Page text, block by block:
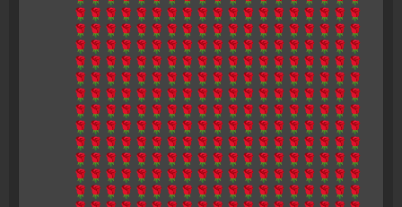
🌹🌹🌹🌹🌹🌹🌹🌹🌹🌹🌹🌹🌹🌹🌹🌹🌹🌹🌹
🌹🌹🌹🌹🌹🌹🌹🌹🌹🌹🌹🌹🌹🌹🌹🌹🌹🌹🌹
🌹🌹🌹🌹🌹🌹🌹🌹🌹🌹🌹🌹🌹🌹🌹🌹🌹🌹🌹
🌹🌹🌹🌹🌹🌹🌹🌹🌹🌹🌹🌹🌹🌹🌹🌹🌹🌹🌹
🌹🌹🌹🌹🌹🌹🌹🌹🌹🌹🌹🌹🌹🌹🌹🌹🌹🌹🌹
🌹🌹🌹🌹🌹🌹🌹🌹🌹🌹🌹🌹🌹🌹🌹🌹🌹🌹🌹
🌹🌹🌹🌹🌹🌹🌹🌹🌹🌹🌹🌹🌹🌹🌹🌹🌹🌹🌹
🌹🌹🌹🌹🌹🌹🌹🌹🌹🌹🌹🌹🌹🌹🌹🌹🌹🌹🌹
🌹🌹🌹🌹🌹🌹🌹🌹🌹🌹🌹🌹🌹🌹🌹🌹🌹🌹🌹
🌹🌹🌹🌹🌹🌹🌹🌹🌹🌹🌹🌹🌹🌹🌹🌹🌹🌹🌹
🌹🌹🌹🌹🌹🌹🌹🌹🌹🌹🌹🌹🌹🌹🌹🌹🌹🌹🌹
🌹🌹🌹🌹🌹🌹🌹🌹🌹🌹🌹🌹🌹🌹🌹🌹🌹🌹🌹